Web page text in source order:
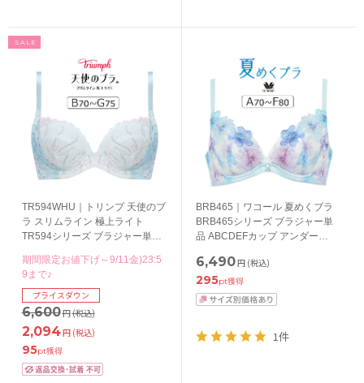
SALE
TR594WHU｜トリンプ 天使のブ
ラ スリムライン 極上ライト
TR594シリーズ ブラジャー単品
65/70/75/80cm
期間限定お値下げ～9/11金)23:5
9まで♪
6,600円(税込)
プライスダウン
2,094円 (税込)
95pt獲得
BRB465｜ワコール 夏めくブラ
BRB465シリーズ ブラジャー単
品 ABCDEFカップ アンダー
6,490円 (税込)
295pt獲得
1件